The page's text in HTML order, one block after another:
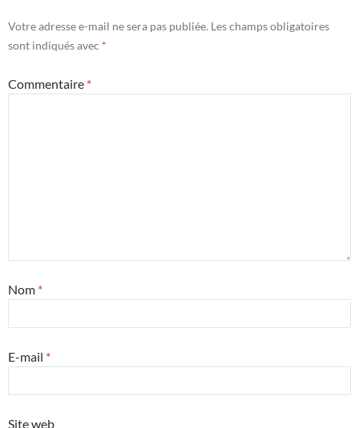
Votre adresse e-mail ne sera pas publiée. Les champs obligatoires
sont indiqués avec *
Commentaire *
Nom *
E-mail *
Site web